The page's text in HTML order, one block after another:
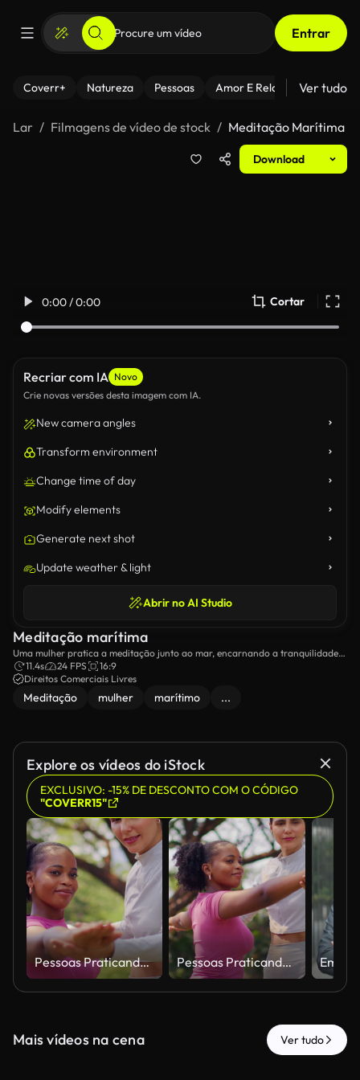
Entrar
Coverr+ Natureza Pessoas Amor E Relacionamentos
Ver tudo
Lar Filmagens de vídeo de stock Meditação Marítima
Download
0:00 / 0:00 Cortar
Recriar com IA Novo
Crie novas versões desta imagem com IA.
New camera angles
Transform environment
Change time of day
Modify elements
Generate next shot
Update weather & light
Abrir no AI Studio
Meditação marítima
Uma mulher pratica a meditação junto ao mar, encarnando a tranquilidade
no meio do som das ondas.
11.4s 24 FPS
16:9
Direitos Comerciais Livres
Meditação mulher marítimo ...
Explore os vídeos do iStock
EXCLUSIVO: -15% DE DESCONTO COM O CÓDIGO
"COVERR15"
Pessoas Praticando Alongamentos ao Ar Livre Juntas em Parque Pessoas Praticando Alongamentos ao Ar Livre Juntas em Parque
Mais vídeos na cena Ver tudo